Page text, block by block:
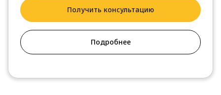
Получить консультацию
Подробнее